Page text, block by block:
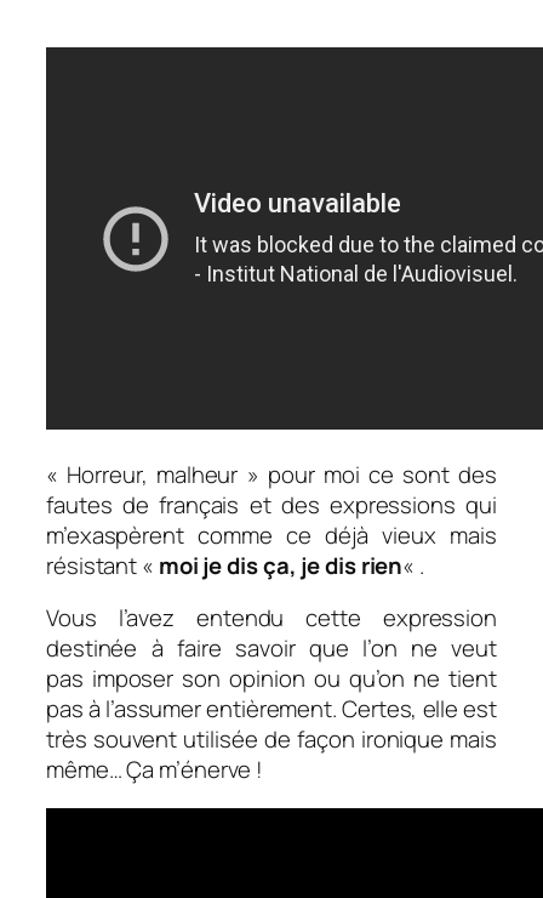
« Horreur, malheur » pour moi ce sont des
fautes de français et des expressions qui
m’exaspèrent comme ce déjà vieux mais
résistant « moi je dis ça, je dis rien« .
Vous l’avez entendu cette expression
destinée à faire savoir que l’on ne veut
pas imposer son opinion ou qu’on ne tient
pas à l’assumer entièrement. Certes, elle est
très souvent utilisée de façon ironique mais
même… Ça m’énerve !